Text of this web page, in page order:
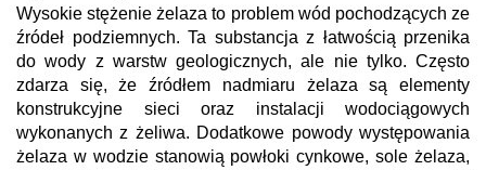
Wysokie stężenie żelaza to problem wód pochodzących ze
źródeł podziemnych. Ta substancja z łatwością przenika
do wody z warstw geologicznych, ale nie tylko. Często
zdarza się, że źródłem nadmiaru żelaza są elementy
konstrukcyjne sieci oraz instalacji wodociągowych
wykonanych z żeliwa. Dodatkowe powody występowania
żelaza w wodzie stanowią powłoki cynkowe, sole żelaza,